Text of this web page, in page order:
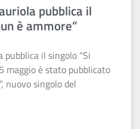
pubblica il
è ammore”
il singolo “Si
maggio è stato pubblicato
nuovo singolo del